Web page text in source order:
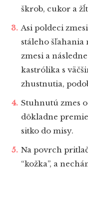
škrob, cukor a
Asi poldeci
stáleho
zmesi a
kastrólika s
zhustnutia,
Stuhnutú zmes
dôkladne
sitko do misy.
Na povrch
“kožka”, a